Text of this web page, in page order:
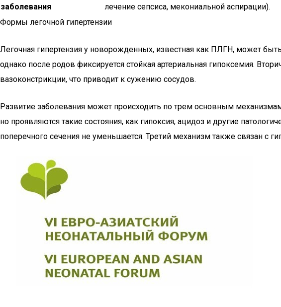
заболевания
лечение сепсиса, мекониальной аспирации).
Формы легочной гипертензии
Легочная гипертензия у новорожденных, известная как ПЛГН, может
однако после родов фиксируется стойкая артериальная гипоксемия.
вазоконстрикции, что приводит к сужению сосудов.
Развитие заболевания может происходить по трем основным
но проявляются такие состояния, как гипоксия, ацидоз и другие
поперечного сечения не уменьшается. Третий механизм также связан с